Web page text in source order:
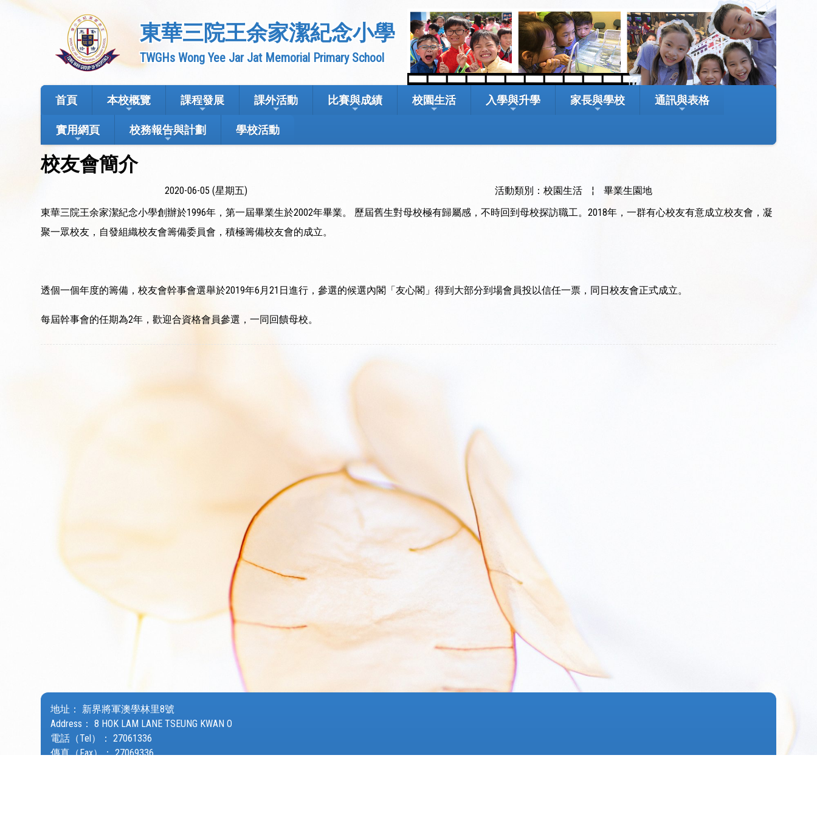
東華三院王余家潔紀念小學
TWGHs Wong Yee Jar Jat Memorial Primary School
首頁 本校概覽 課程發展 課外活動 比賽與成績 校園生活 入學與升學 家長與學校 通訊與表格
實用網頁 校務報告與計劃 學校活動
校友會簡介
2020-06-05 (星期五) 活動類別：校園生活 ¦
畢業生園地
東華三院王余家潔紀念小學創辦於1996年，第一屆畢業生於2002年畢業。 歷屆舊生對母校極有歸屬感，不時回到母校探訪職工。2018年，一群有心校友有意成立校友會，凝
聚一眾校友，自發組織校友會籌備委員會，積極籌備校友會的成立。
透個一個年度的籌備，校友會幹事會選舉於2019年6月21日進行，參選的候選內閣「友心閣」得到大部分到場會員投以信任一票，同日校友會正式成立。
每屆幹事會的任期為2年，歡迎合資格會員參選，一同回饋母校。
地址：
新界將軍澳學林里8號
Address： 8 HOK LAM LANE TSEUNG KWAN O
電話（Tel）： 27061336
傳真（Fax）： 27069336